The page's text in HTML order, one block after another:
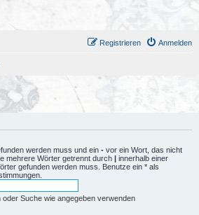
Anmelden
Registrieren
werden muss und ein - vor ein Wort, das nicht
mehrere Wörter getrennt durch | innerhalb einer
gefunden werden muss. Benutze ein * als
Suche wie angegeben verwenden